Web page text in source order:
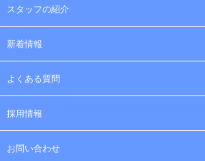
スタッフの紹介
新着情報
よくある質問
採用情報
お問い合わせ